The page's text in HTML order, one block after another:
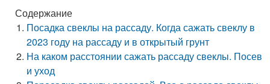
Содержание
Посадка свеклы на рассаду. Когда сажать свеклу в
2023 году на рассаду и в открытый грунт
На каком расстоянии сажать рассаду свеклы. Посев
и уход